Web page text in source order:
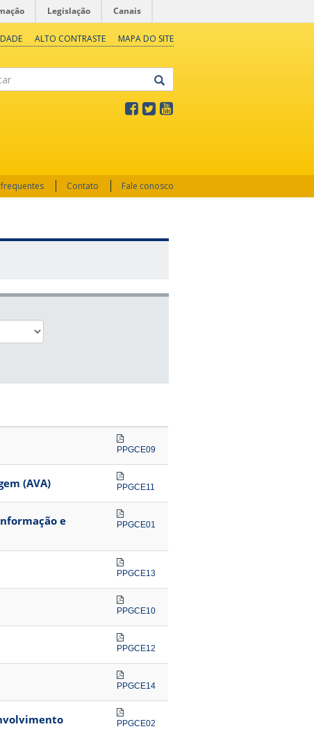
Legislação Canais
ALTO CONTRASTE MAPA DO SITE
Contato Fale conosco
PPGCE09
(AVA) PPGCE11
e
PPGCE01
PPGCE13
PPGCE10
PPGCE12
PPGCE14
PPGCE02